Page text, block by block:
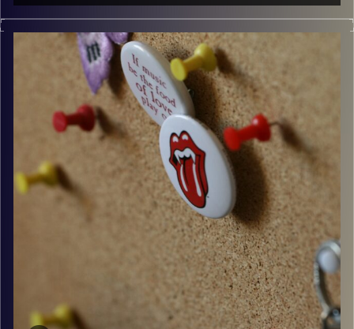
קלאסיקות רוק עם אורן הוף.
włodi